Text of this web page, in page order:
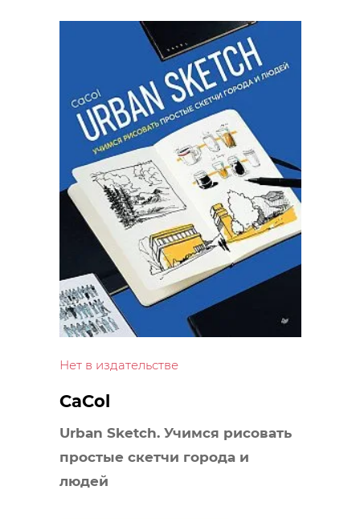
Нет в издательстве
CaCol
Urban Sketch. Учимся рисовать
простые скетчи города и
людей